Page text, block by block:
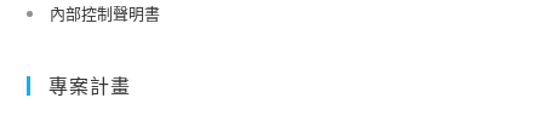
內部控制聲明書
專案計畫